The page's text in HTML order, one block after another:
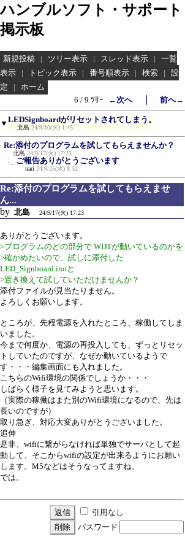
ハンブルソフト・サポート
掲示板
新規投稿 | ツリー表示 | スレッド表示 |
一覧
表示
| トピック表示 | 番号順表示 | 検索 |
設
定
|
ホーム
6 / 9 ﾂﾘｰ
←次へ｜ 前へ→
▼ LEDSignboardがリセットされてしまう。
北島 24/9/10(火) 1:45
Re:添付のプログラムを試してもらえませんか？
北島 24/9/17(火) 17:23
ご報告ありがとうございます
nari 24/9/25(水) 8:32
Re:添付のプログラムを試してもらえませ
ん...
by 北島 24/9/17(火) 17:23
ありがとうございます。
>プログラムのどの部分で WDTが動いているのかを
>確かめたいので、試しに添付した
LED_Signboard.inoと
>置き換えて試していただけませんか？
添付ファイルが見当たりません。
よろしくお願いします。
ところが、先程電源を入れたところ、稼働してしま
いました。
今まで何度か、電源の再投入しても、ずっとリセッ
トしていたのですが、なぜか動いているようで
す・・・編集画面にも入れました。
こちらのWifi環境の関係でしょうか・・・
しばらく様子を見てみようと思います。
（実際の稼働はまた別のWifi環境になるので、先は
長いのですが）
取り急ぎ、対応大変ありがとうございました。
追伸
是非、wifiに繋がらなければ単独でサーバとして起
動して、そこからwifiの設定が出来るようにお願い
します。M5などはそうなってますね。
では。
引用なし
パスワード